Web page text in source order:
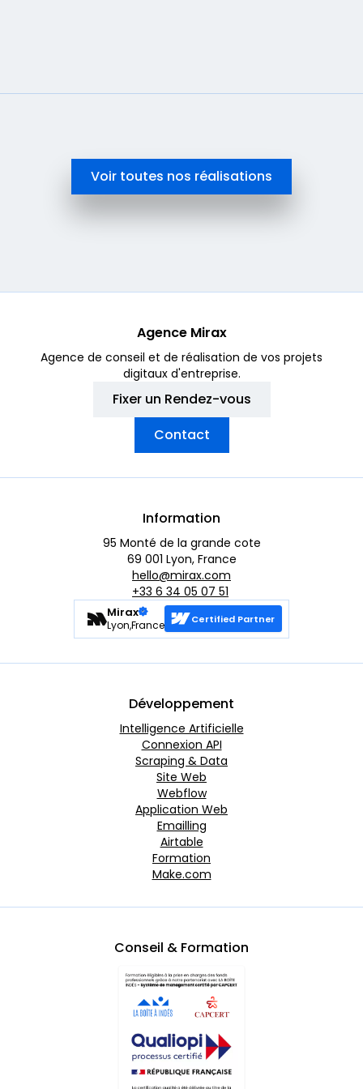
Voir toutes nos réalisations
Agence Mirax
Agence de conseil et de réalisation de vos projets
digitaux d'entreprise.
Fixer un Rendez-vous
Contact
Développement
Intelligence Artificielle
Connexion API
Scraping & Data
Site Web
Webflow
Application Web
Emailling
Airtable
Formation
Make.com
Conseil & Formation
Information
95 Monté de la grande cote
69 001 Lyon, France
hello@mirax.com
+33 6 34 05 07 51
Mirax
Lyon,France Certified Partner